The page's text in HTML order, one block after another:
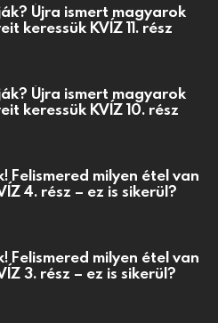
Újra ismert magyarok
keressük KVÍZ 11. rész
Újra ismert magyarok
keressük KVÍZ 10. rész
Felismered milyen étel van
4. rész – ez is sikerül?
Felismered milyen étel van
3. rész – ez is sikerül?